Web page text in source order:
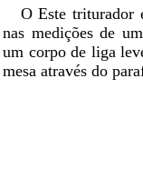
O Este triturador
nas medições de
um corpo de liga
mesa através do